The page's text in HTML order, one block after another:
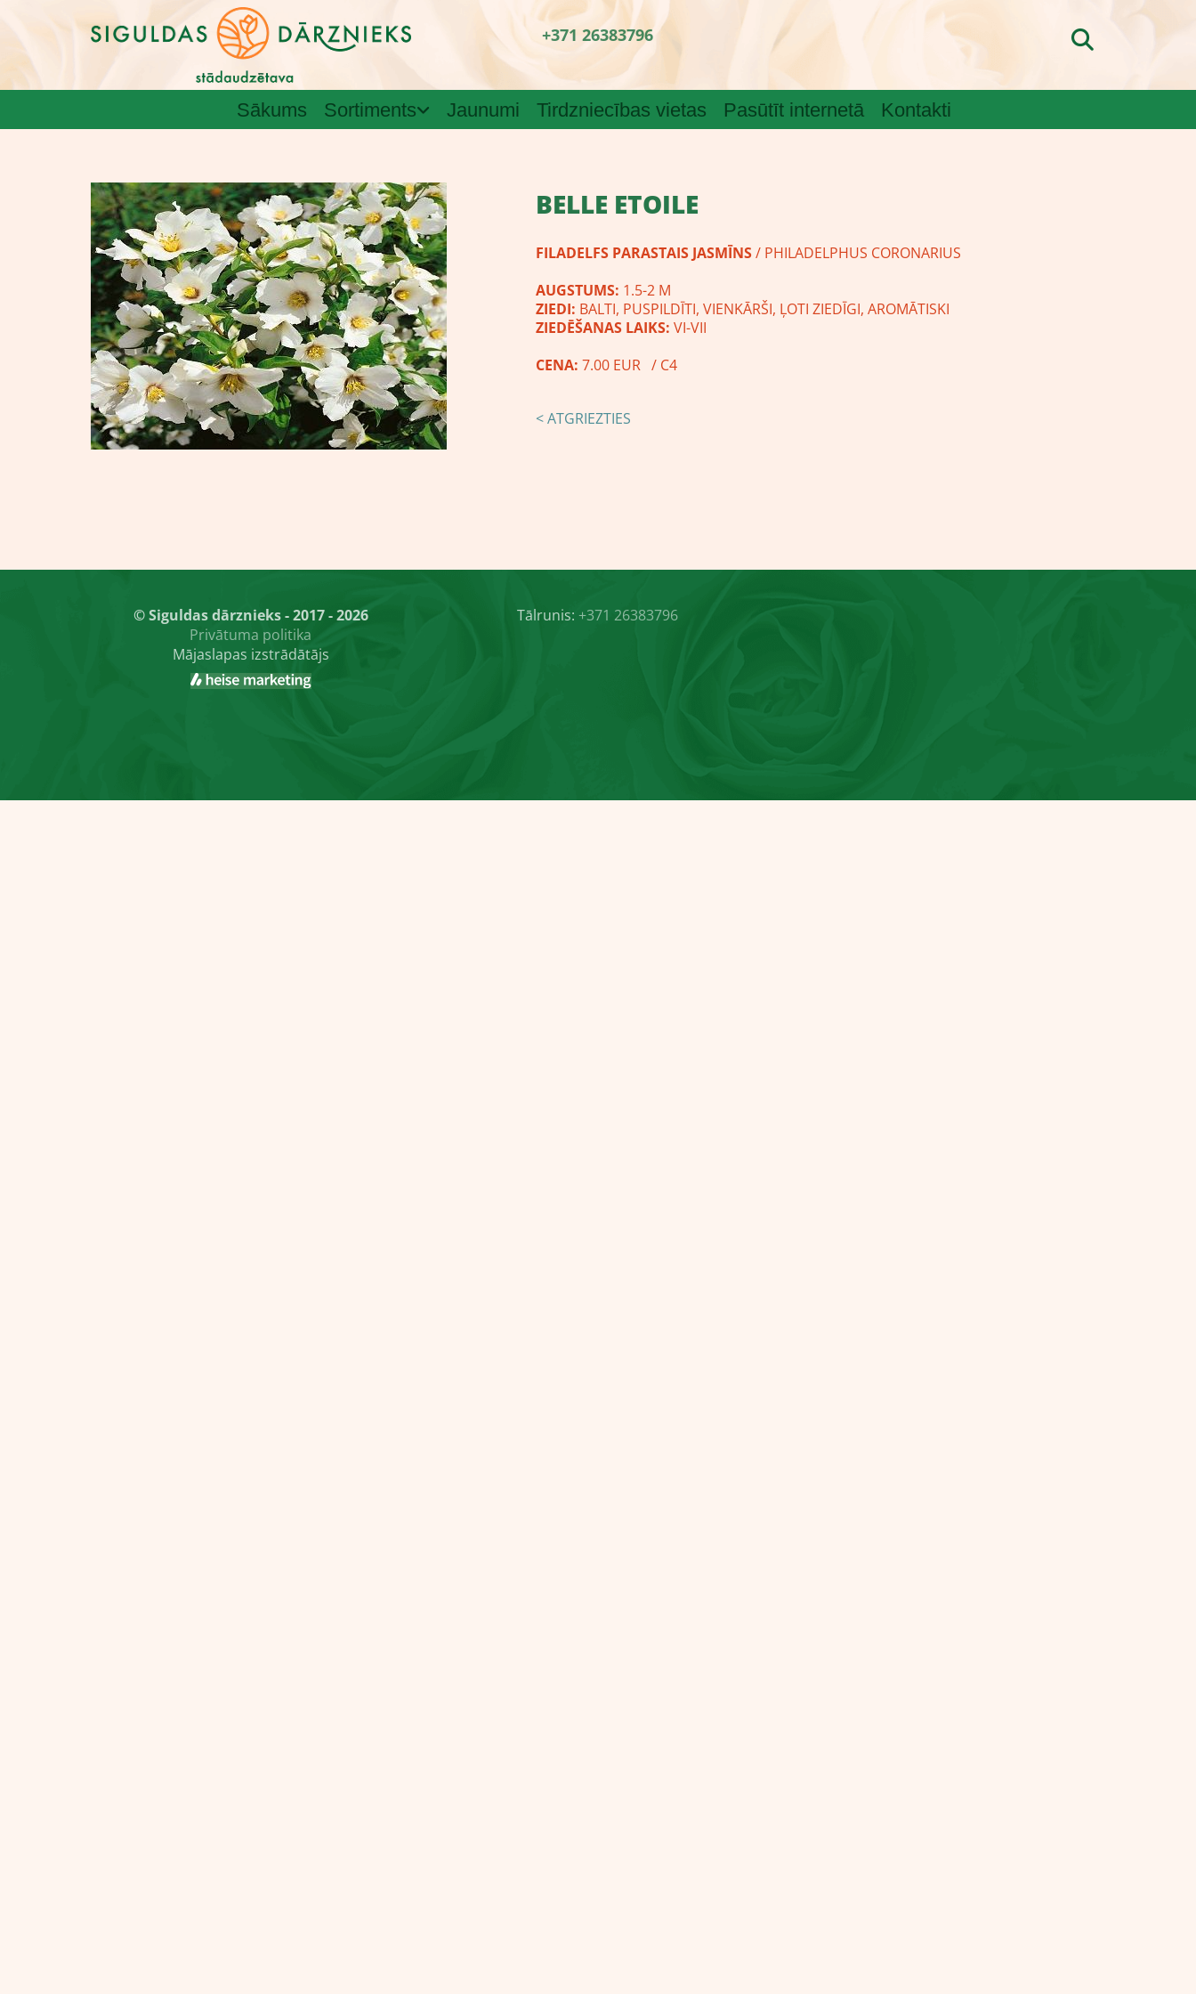
+371 26383796
Sākums Sortiments Jaunumi Tirdzniecības vietas Pasūtīt internetā Kontakti
BELLE ETOILE
FILADELFS PARASTAIS JASMĪNS/ PHILADELPHUS CORONARIUS
AUGSTUMS: 1.5-2 M
ZIEDI: BALTI, PUSPILDĪTI, VIENKĀRŠI, ĻOTI ZIEDĪGI, AROMĀTISKI
ZIEDĒŠANAS LAIKS: VI-VII
CENA: 7.00 EUR / C4
< ATGRIEZTIES
© Siguldas dārznieks - 2017 - 2026
Privātuma politika
Mājaslapas izstrādātājs
Tālrunis: +371 26383796